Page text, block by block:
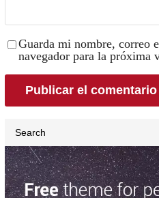
Guarda mi nombre, correo
navegador para la próxima